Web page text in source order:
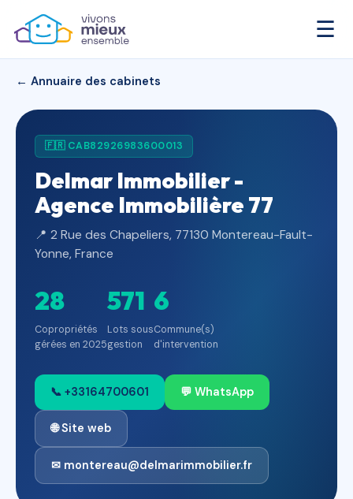
☰
← Annuaire des cabinets
🇫🇷 CAB82926983600013
Delmar Immobilier -
Agence Immobilière 77
📍 2 Rue des Chapeliers, 77130 Montereau-Fault-
Yonne, France
28
Copropriétés
gérées en 2025
571
Lots sous
gestion
6
Commune(s)
d'intervention
📞 +33164700601 💬 WhatsApp
🌐 Site web
✉ montereau@delmarimmobilier.fr